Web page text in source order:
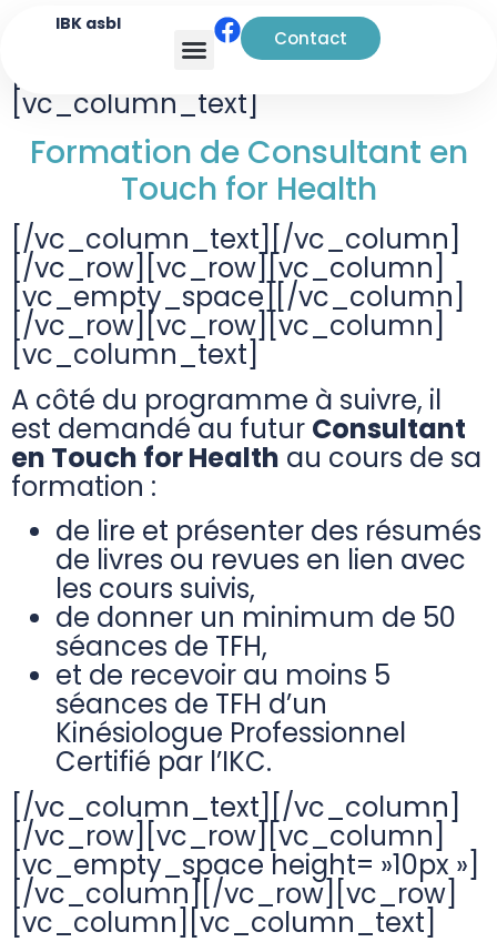
IBK asbl
Contact
[vc_row][vc_column]
[vc_column_text]
Formation de Consultant en
Touch for Health
[/vc_column_text][/vc_column]
[/vc_row][vc_row][vc_column]
[vc_empty_space][/vc_column]
[/vc_row][vc_row][vc_column]
[vc_column_text]
A côté du programme à suivre, il
est demandé au futur Consultant
en Touch for Health au cours de sa
formation :
de lire et présenter des résumés
de livres ou revues en lien avec
les cours suivis,
de donner un minimum de 50
séances de TFH,
et de recevoir au moins 5
séances de TFH d’un
Kinésiologue Professionnel
Certifié par l’IKC.
[/vc_column_text][/vc_column]
[/vc_row][vc_row][vc_column]
[vc_empty_space height= »10px »]
[/vc_column][/vc_row][vc_row]
[vc_column][vc_column_text]